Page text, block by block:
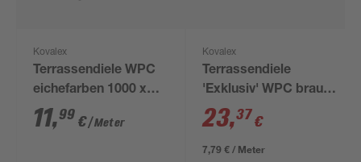
Kovalex
Terrassendiele WPC
eichefarben 1000 x
145 x 20 mm
11,99 €/ Meter
Kovalex
Terrassendiele
'Exklusiv' WPC braun
3000 x 145 x 26 mm
23,37€
7,79 € / Meter